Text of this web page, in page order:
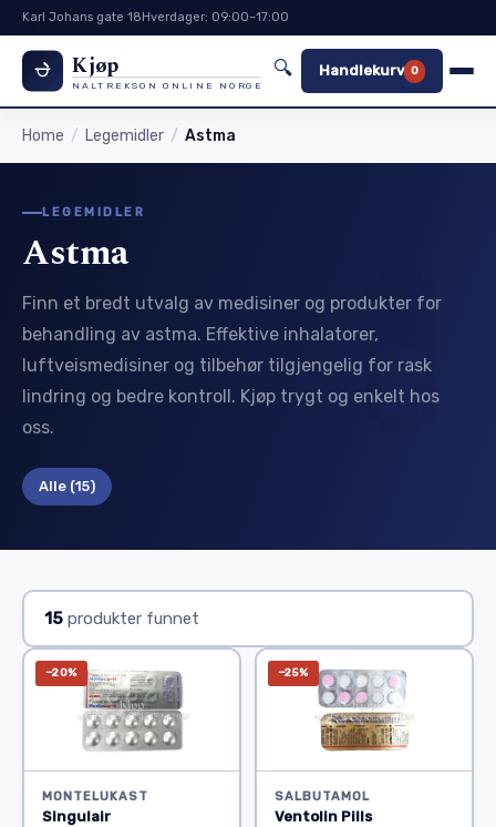
Karl Johans gate 18Hverdager: 09:00–17:00
Kjøp
NALTREKSON ONLINE NORGE
🔍 Handlekurv 0
Home Legemidler Astma
LEGEMIDLER
Astma
Finn et bredt utvalg av medisiner og produkter for
behandling av astma. Effektive inhalatorer,
luftveismedisiner og tilbehør tilgjengelig for rask
lindring og bedre kontroll. Kjøp trygt og enkelt hos
oss.
Alle (15)
15 produkter funnet
−20%
MONTELUKAST
Singulair
−25%
SALBUTAMOL
Ventolin Pills